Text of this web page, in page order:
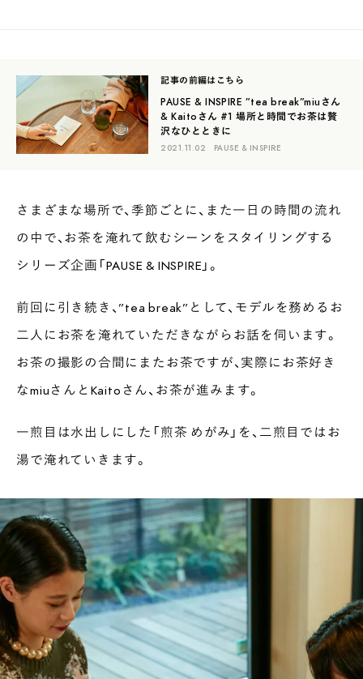
新潟 神奈川 群馬
岐阜 愛知 三重 鹿児島 長崎 京都 山梨 石川
香川 岡山 広島
記事の前編はこちら
PAUSE & INSPIRE ”tea break”miuさん
& Kaitoさん #1 場所と時間でお茶は贅
沢なひとときに
2021.11.02 PAUSE & INSPIRE
さまざまな場所で、季節ごとに、また一日の時間の流れ
の中で、お茶を淹れて飲むシーンをスタイリングする
シリーズ企画「PAUSE & INSPIRE」。
前回に引き続き、”tea break”として、モデルを務めるお
二人にお茶を淹れていただきながらお話を伺います。
お茶の撮影の合間にまたお茶ですが、実際にお茶好き
なmiuさんとKaitoさん、お茶が進みます。
一煎目は水出しにした「煎茶 めがみ」を、二煎目ではお
湯で淹れていきます。